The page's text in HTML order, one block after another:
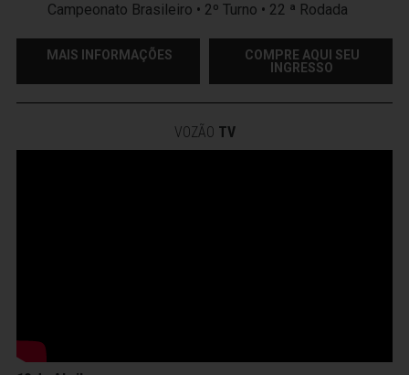
Campeonato Brasileiro • 2º Turno • 22 ª Rodada
MAIS INFORMAÇÕES
COMPRE AQUI SEU
INGRESSO
VOZÃO TV